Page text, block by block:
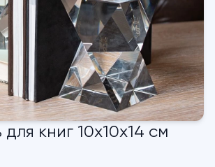
книг 10х10х14 см